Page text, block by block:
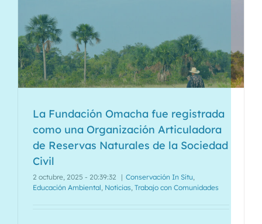
La Fundación Omacha fue registrada
como una Organización Articuladora
de Reservas Naturales de la Sociedad
Civil
2 octubre, 2025 - 20:39:32 | Conservación In Situ,
Educación Ambiental, Noticias, Trabajo con Comunidades